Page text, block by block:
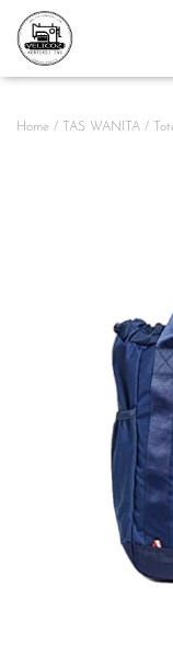
Home / TAS WANITA /